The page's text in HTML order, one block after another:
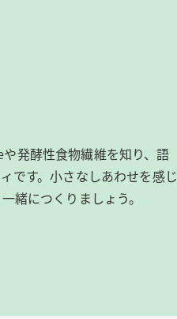
発酵性食物繊維を知り、語
です。​小さなしあわせを感じ
緒につくりましょう。